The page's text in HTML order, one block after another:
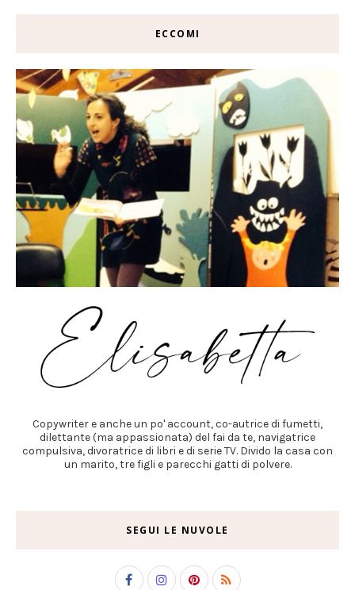
ECCOMI
Copywriter e anche un po' account, co-autrice di fumetti,
dilettante (ma appassionata) del fai da te, navigatrice
compulsiva, divoratrice di libri e di serie TV. Divido la casa con
un marito, tre figli e parecchi gatti di polvere.
SEGUI LE NUVOLE